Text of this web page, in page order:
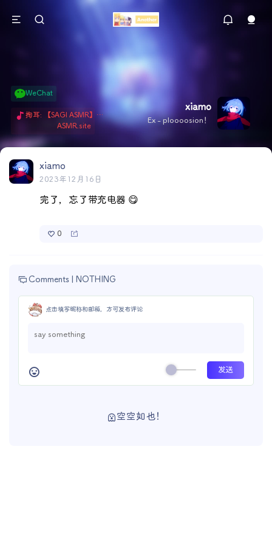
xiamo
Ex - ploooosion！
WeChat
掏耳: 【SAGI ASMR】今天就由阿米娅给博士掏耳吧「耳勺x鹅毛棒x吹气」 Hi-Res无损助眠 + 单刷: ASMR 精选4.0｜ 陪伴天花板 ✦扶扶の温柔哄睡 ✦ 顶级道具和语气词的交融 ✦ 扶桑大红花、
ASMR.site
xiamo
2023年12月16日
完了，忘了带充电器 😋
0
Comments | NOTHING
点击填写昵称和邮箱，方可发布评论
空空如也！